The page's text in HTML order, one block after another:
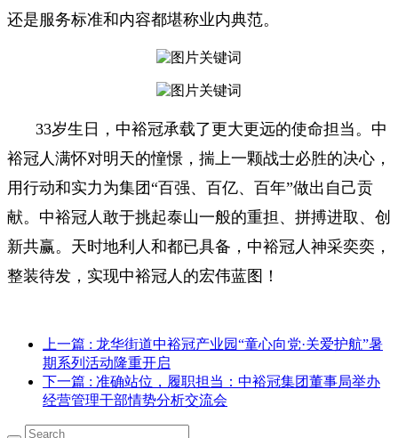
还是服务标准和内容都堪称业内典范。
33岁生日，中裕冠承载了更大更远的使命担当。中
裕冠人满怀对明天的憧憬，揣上一颗战士必胜的决心，
用行动和实力为集团“百强、百亿、百年”做出自己贡
献。中裕冠人敢于挑起泰山一般的重担、拼搏进取、创
新共赢。天时地利人和都已具备，中裕冠人神采奕奕，
整装待发，实现中裕冠人的宏伟蓝图！
上一篇 : 龙华街道中裕冠产业园“童心向党·关爱护航”暑
期系列活动隆重开启
下一篇 : 准确站位，履职担当：中裕冠集团董事局举办
经营管理干部情势分析交流会